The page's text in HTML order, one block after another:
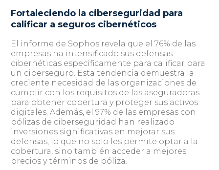
Fortaleciendo la ciberseguridad para
calificar a seguros cibernéticos
El informe de Sophos revela que el 76% de las
empresas ha intensificado sus defensas
cibernéticas específicamente para calificar para
un ciberseguro. Esta tendencia demuestra la
creciente necesidad de las organizaciones de
cumplir con los requisitos de las aseguradoras
para obtener cobertura y proteger sus activos
digitales. Además, el 97% de las empresas con
pólizas de ciberseguridad han realizado
inversiones significativas en mejorar sus
defensas, lo que no solo les permite optar a la
cobertura, sino también acceder a mejores
precios y términos de póliza.